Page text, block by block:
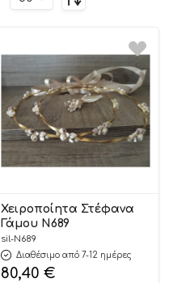
Χειροποίητα Στέφανα
Γάμου Ν689
sil-N689
Διαθέσιμο από 7-12 ημέρες
80,40 €